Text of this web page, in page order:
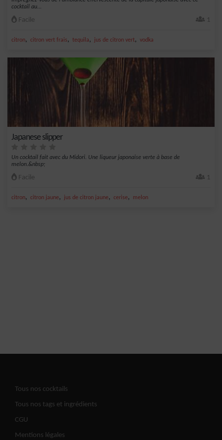
cocktail au...
Facile 1
citron, citron vert frais, tequila, jus de citron vert, vodka
Japanese slipper
Un cocktail fait avec du Midori. Une liqueur japonaise verte à base de
melon.&nbsp;
Facile 1
citron, citron jaune, jus de citron jaune, cerise, melon
Tous nos cocktails
Tous nos tags et ingrédients
CGU
Mentions légales